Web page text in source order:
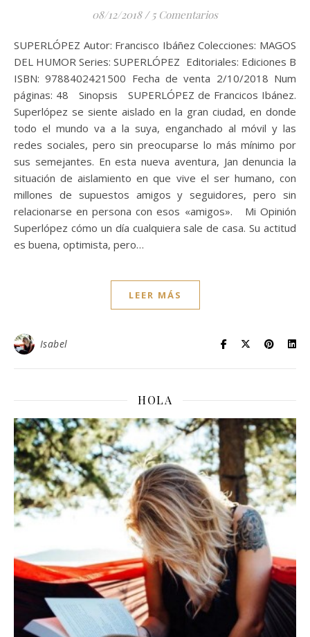
08/12/2018 / 5 Comentarios
SUPERLÓPEZ Autor: Francisco Ibáñez Colecciones: MAGOS
DEL HUMOR Series: SUPERLÓPEZ Editoriales: Ediciones B
ISBN: 9788402421500 Fecha de venta 2/10/2018 Num
páginas: 48 Sinopsis SUPERLÓPEZ de Francicos Ibánez.
Superlópez se siente aislado en la gran ciudad, en donde
todo el mundo va a la suya, enganchado al móvil y las
redes sociales, pero sin preocuparse lo más mínimo por
sus semejantes. En esta nueva aventura, Jan denuncia la
situación de aislamiento en que vive el ser humano, con
millones de supuestos amigos y seguidores, pero sin
relacionarse en persona con esos «amigos». Mi Opinión
Superlópez cómo un día cualquiera sale de casa. Su actitud
es buena, optimista, pero…
LEER MÁS
Isabel
HOLA